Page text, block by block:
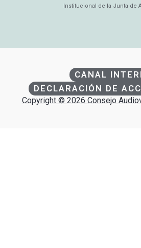
Institucional de la Junta de
CANAL
DECLARACIÓN DE
Copyright © 2026 Consejo